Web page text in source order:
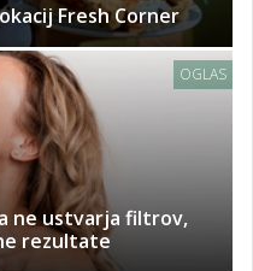
Fresh Corner
OGLAS
ne ustvarja filtrov,
rezultate